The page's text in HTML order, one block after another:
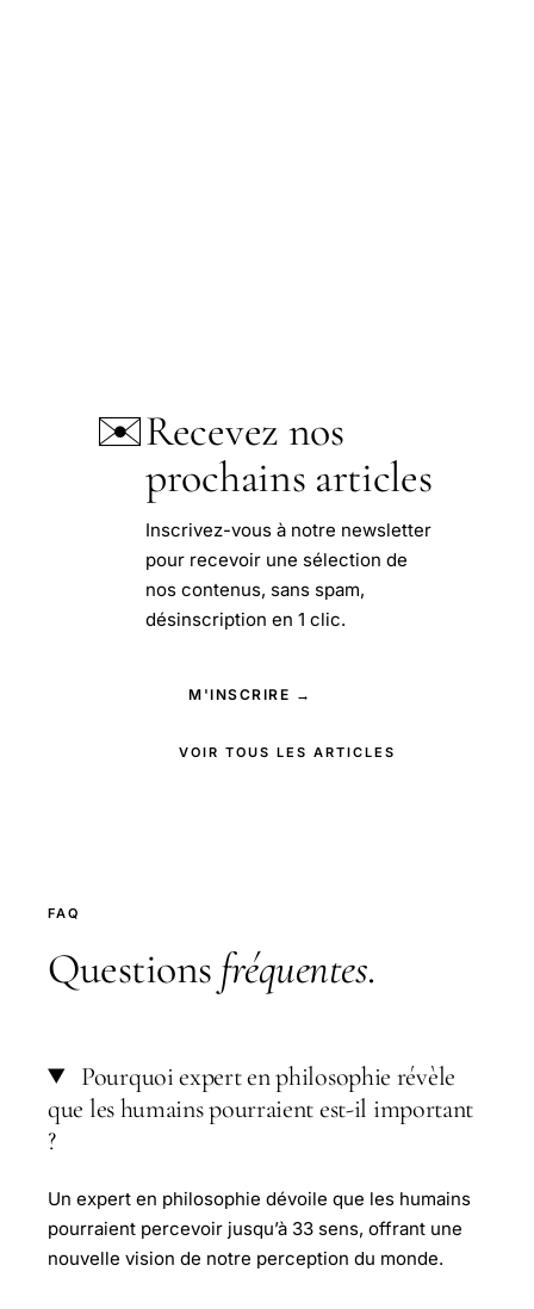
✉️Recevez nos
prochains articles
Inscrivez-vous à notre newsletter
pour recevoir une sélection de
nos contenus, sans spam,
désinscription en 1 clic.
M'INSCRIRE →
VOIR TOUS LES ARTICLES
FAQ
Questions fréquentes.
Pourquoi expert en philosophie révèle
que les humains pourraient est-il important
?
Un expert en philosophie dévoile que les humains
pourraient percevoir jusqu’à 33 sens, offrant une
nouvelle vision de notre perception du monde.